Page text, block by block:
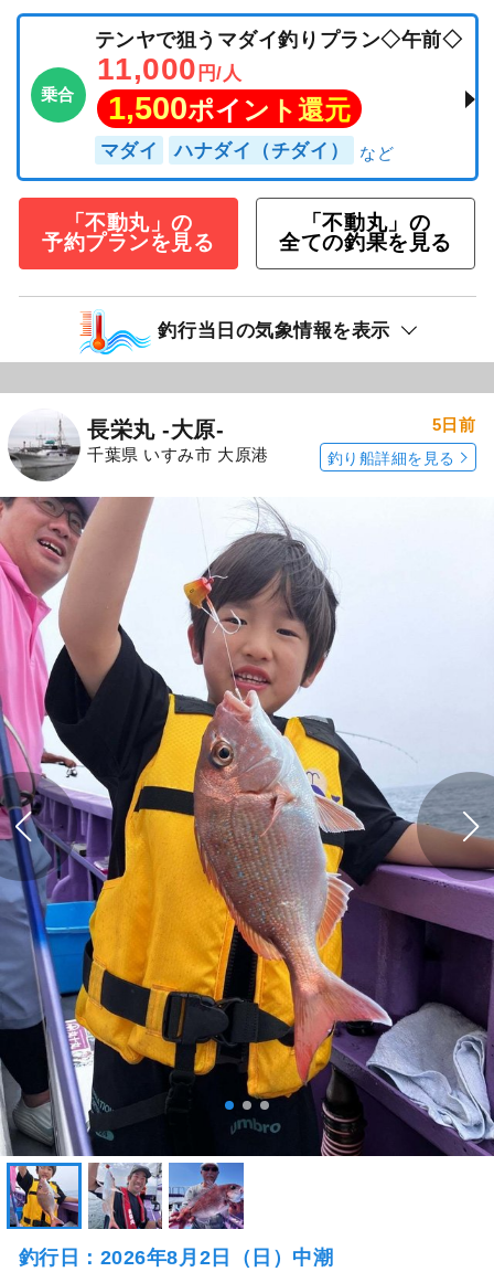
乗合
テンヤで狙うマダイ釣りプラン◇午前◇
11,000 円/人
1,500ポイント還元
マダイ ハナダイ（チダイ）
「不動丸」の
予約プランを見る
「不動丸」の
全ての釣果を見る
釣行当日の気象情報を表示
長栄丸 -大原-
千葉県 いすみ市 大原港
5日前
釣り船詳細を見る
釣行日：2026年8月2日（日）中潮